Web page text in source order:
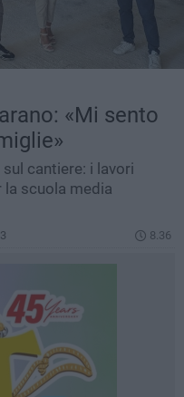
«Mi sento
cantiere: i lavori
scuola media
8.36